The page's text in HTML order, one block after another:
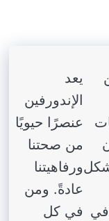
في
يعد
الإندورفين
عنصرًا حيويًا
من صحتنا
ورفاهيتنا
عادةً. ومن
في كل